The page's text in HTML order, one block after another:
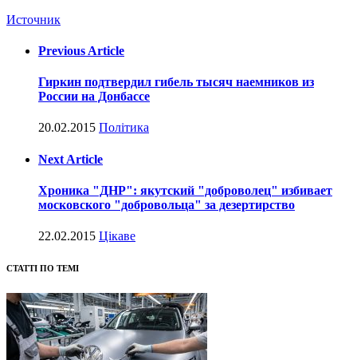
Источник
Previous Article
Гиркин подтвердил гибель тысяч наемников из
России на Донбассе
20.02.2015 Політика
Next Article
Хроника "ДНР": якутский "доброволец" избивает
московского "добровольца" за дезертирство
22.02.2015 Цікаве
СТАТТІ ПО ТЕМІ